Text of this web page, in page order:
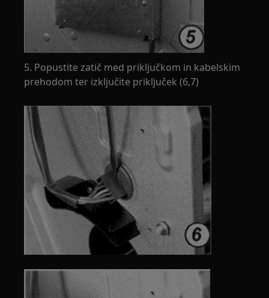
5. Popustite zatič med priključkom in kabelskim
prehodom ter izključite priključek (6,7)